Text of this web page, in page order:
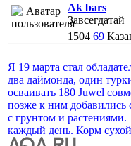
Ak bars
Завсегдатай
1504 69
Я 19 марта стал
два даймонда, один
осваивать 180 Juwel
позже к ним
с грунтом и
каждый день. Корм